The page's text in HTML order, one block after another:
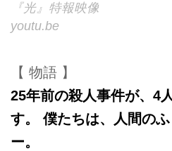
『光』特報映像
youtu.be
【 物語 】
25年前の殺人事件が、4
す。 僕たちは、人間の
ー。